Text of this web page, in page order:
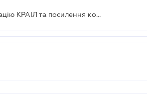
Президент підписав закон про ліквідацію КРАІЛ та посилення контролю на ринку азартних ігор